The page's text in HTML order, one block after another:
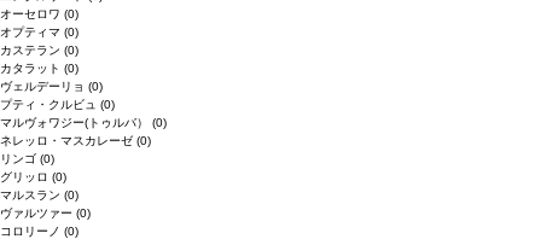
オーセロワ (0)
オプティマ (0)
カステラン (0)
カタラット (0)
ヴェルデーリョ (0)
プティ・クルビュ (0)
マルヴォワジー(トゥルバ） (0)
ネレッロ・マスカレーゼ (0)
リンゴ (0)
グリッロ (0)
マルスラン (0)
ヴァルツァー (0)
コロリーノ (0)